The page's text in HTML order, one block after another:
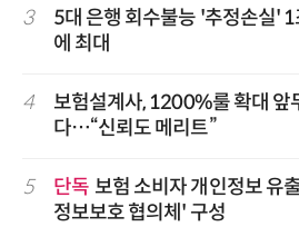
3
5대 은행 회수불능 '추정손실'
에 최대
4
보험설계사, 1200%룰 확대 앞
다…“신뢰도 메리트”
5 단독 보험 소비자 개인정보 유
정보보호 협의체' 구성